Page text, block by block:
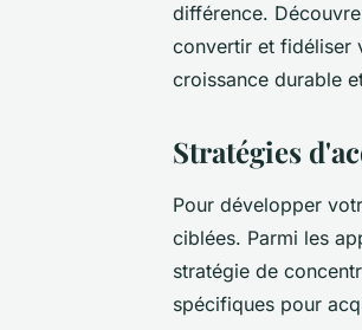
différence.
convertir et fidéliser
croissance durable
Stratégies
Pour développer
ciblées. Parmi les
stratégie de
spécifiques pour